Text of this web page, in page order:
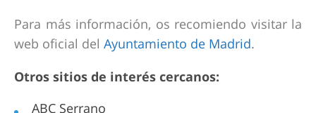
Para más información, os recomiendo visitar la
web oficial del Ayuntamiento de Madrid.
Otros sitios de interés cercanos:
ABC Serrano